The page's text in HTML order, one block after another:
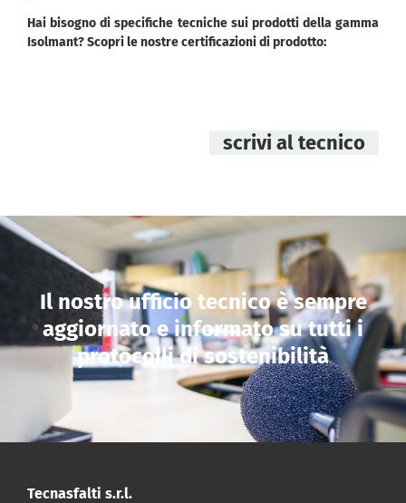
Hai bisogno di specifiche tecniche sui prodotti della gamma
Isolmant? Scopri le nostre certificazioni di prodotto:
scrivi al tecnico
Il nostro ufficio tecnico è sempre
aggiornato e informato su tutti i
protocolli di sostenibilità
Tecnasfalti s.r.l.